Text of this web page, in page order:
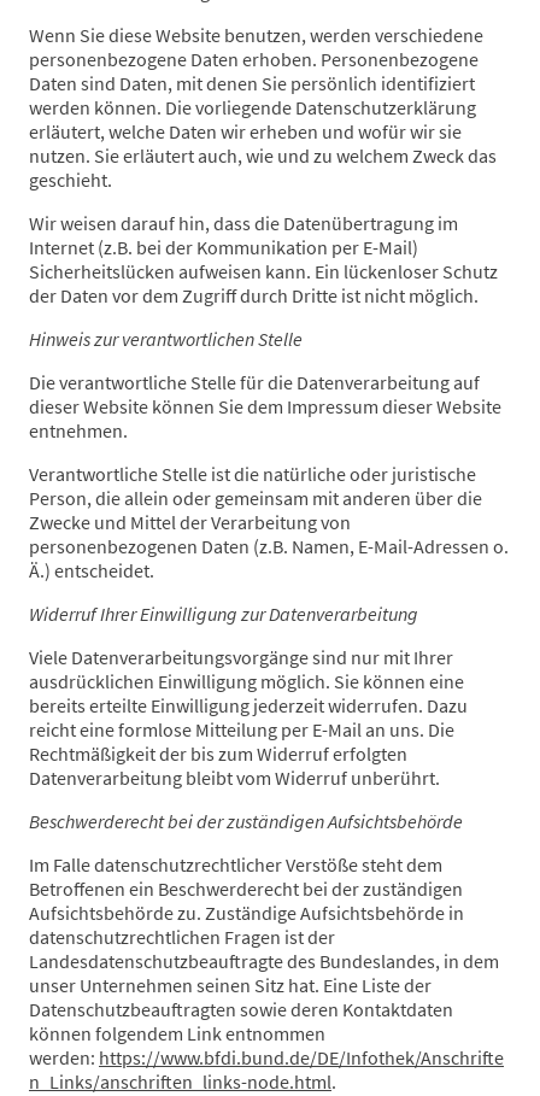
Wenn Sie diese Website benutzen, werden verschiedene
personenbezogene Daten erhoben. Personenbezogene
Daten sind Daten, mit denen Sie persönlich identifiziert
werden können. Die vorliegende Datenschutzerklärung
erläutert, welche Daten wir erheben und wofür wir sie
nutzen. Sie erläutert auch, wie und zu welchem Zweck das
geschieht.
Wir weisen darauf hin, dass die Datenübertragung im
Internet (z.B. bei der Kommunikation per E-Mail)
Sicherheitslücken aufweisen kann. Ein lückenloser Schutz
der Daten vor dem Zugriff durch Dritte ist nicht möglich.
Hinweis zur verantwortlichen Stelle
Die verantwortliche Stelle für die Datenverarbeitung auf
dieser Website können Sie dem Impressum dieser Website
entnehmen.
Verantwortliche Stelle ist die natürliche oder juristische
Person, die allein oder gemeinsam mit anderen über die
Zwecke und Mittel der Verarbeitung von
personenbezogenen Daten (z.B. Namen, E-Mail-Adressen o.
Ä.) entscheidet.
Widerruf Ihrer Einwilligung zur Datenverarbeitung
Viele Datenverarbeitungsvorgänge sind nur mit Ihrer
ausdrücklichen Einwilligung möglich. Sie können eine
bereits erteilte Einwilligung jederzeit widerrufen. Dazu
reicht eine formlose Mitteilung per E-Mail an uns. Die
Rechtmäßigkeit der bis zum Widerruf erfolgten
Datenverarbeitung bleibt vom Widerruf unberührt.
Beschwerderecht bei der zuständigen Aufsichtsbehörde
Im Falle datenschutzrechtlicher Verstöße steht dem
Betroffenen ein Beschwerderecht bei der zuständigen
Aufsichtsbehörde zu. Zuständige Aufsichtsbehörde in
datenschutzrechtlichen Fragen ist der
Landesdatenschutzbeauftragte des Bundeslandes, in dem
unser Unternehmen seinen Sitz hat. Eine Liste der
Datenschutzbeauftragten sowie deren Kontaktdaten
können folgendem Link entnommen
werden: https://www.bfdi.bund.de/DE/Infothek/Anschrifte
n_Links/anschriften_links-node.html.